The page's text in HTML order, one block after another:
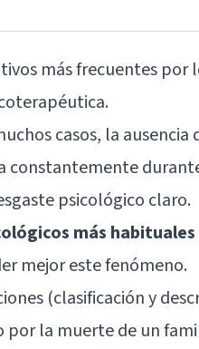
más frecuentes por
casos, la ausencia
constantemente
psicológico claro.
más
mejor este fenómeno.
(clasificación y
por la muerte de un